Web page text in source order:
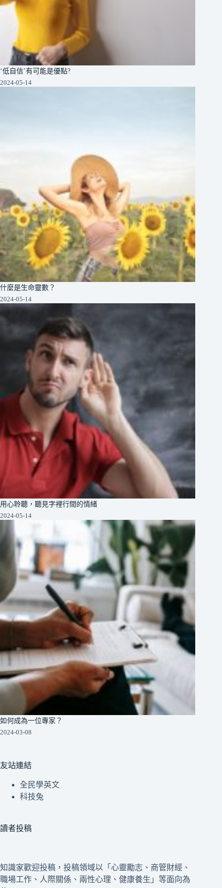
‘低自信’有可能是優點?
2024-05-14
什麼是生命靈數？
2024-05-14
用心聆聽，聽見字裡行間的情緒
2024-05-14
如何成為一位專家？
2024-03-08
友站連結
全民學英文
科技兔
讀者投稿
知識家歡迎投稿，投稿領域以「心靈勵志、商管財經、
職場工作、人際關係、兩性心理、健康養生」等面向為